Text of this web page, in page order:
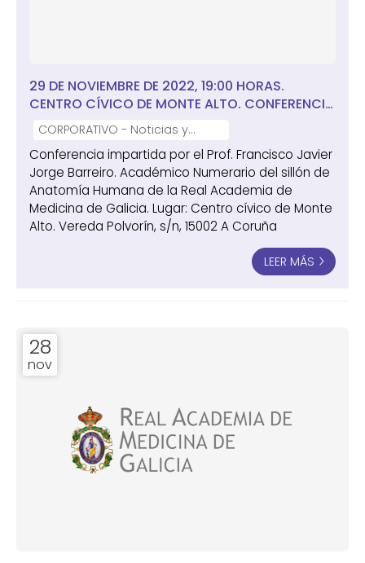
29 DE NOVIEMBRE DE 2022, 19:00 HORAS.
CENTRO CÍVICO DE MONTE ALTO. CONFERENCIA
SOBRE: " PRESCRIPCIÓN DE EJERCICIO FÍSICO
PARA SENIORS" IMPARTIDA POR EL PROF.
FRANCISCO JAVIER JORGE BARREIRO
CORPORATIVO - Noticias y
notas de prensa
Conferencia impartida por el Prof. Francisco Javier
Jorge Barreiro. Académico Numerario del sillón de
Anatomía Humana de la Real Academia de
Medicina de Galicia. Lugar: Centro cívico de Monte
Alto. Vereda Polvorín, s/n, 15002 A Coruña
LEER MÁS
28
nov